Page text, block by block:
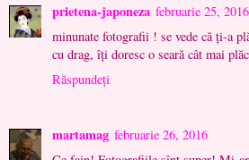
prietena-japoneza februarie 25, 2016
minunate fotografii ! se vede că ţi-a
cu drag, îţi doresc o seară cât mai
Răspundeți
martamag februarie 26, 2016